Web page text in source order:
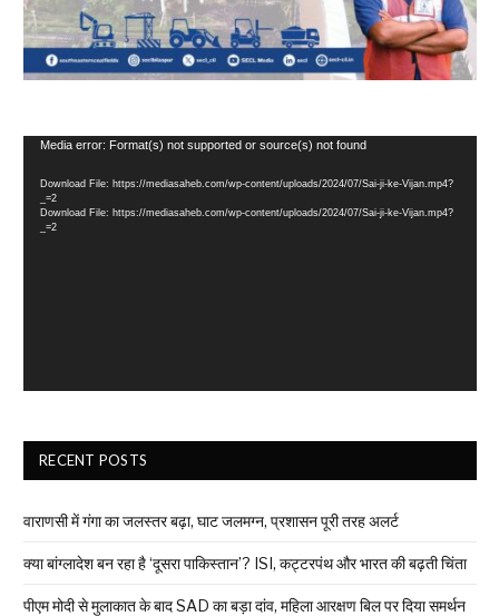
Video
Media error: Format(s) not supported or source(s) not found
Download File: https://mediasaheb.com/wp-content/uploads/2024/07/Sai-ji-ke-Vijan.mp4?
_=2
Download File: https://mediasaheb.com/wp-content/uploads/2024/07/Sai-ji-ke-Vijan.mp4?
_=2
RECENT POSTS
वाराणसी में गंगा का जलस्तर बढ़ा, घाट जलमग्न, प्रशासन पूरी तरह अलर्ट
क्या बांग्लादेश बन रहा है ‘दूसरा पाकिस्तान’? ISI, कट्टरपंथ और भारत की बढ़ती चिंता
पीएम मोदी से मुलाकात के बाद SAD का बड़ा दांव, महिला आरक्षण बिल पर दिया समर्थन